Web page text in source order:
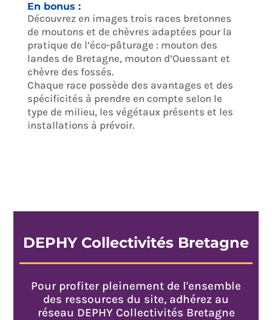
En bonus :
Découvrez en images trois races bretonnes
de moutons et de chèvres adaptées pour la
pratique de l’éco-pâturage : mouton des
landes de Bretagne, mouton d’Ouessant et
chèvre des fossés.
Chaque race possède des avantages et des
spécificités à prendre en compte selon le
type de milieu, les végétaux présents et les
installations à prévoir.
DEPHY Collectivités Bretagne
Pour profiter pleinement de l'ensemble
des ressources du site, adhérez au
réseau DEPHY Collectivités Bretagne